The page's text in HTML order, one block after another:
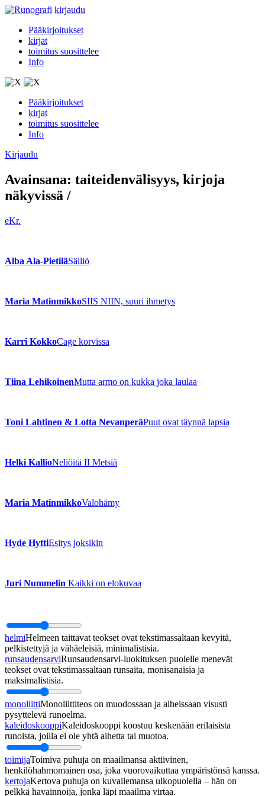
kirjaudu
Pääkirjoitukset
kirjat
toimitus suosittelee
Info
Pääkirjoitukset
kirjat
toimitus suosittelee
Info
Kirjaudu
Avainsana: taiteidenvälisyys, kirjoja
näkyvissä /
eKr.
Alba Ala-PietiläSäiliö
Maria MatinmikkoSIIS NIIN, suuri ihmetys
Karri KokkoCage korvissa
Tiina LehikoinenMutta armo on kukka joka laulaa
Toni Lahtinen & Lotta NevanperäPuut ovat täynnä lapsia
Helki KallioNeliöitä II Metsiä
Maria MatinmikkoValohämy
Hyde HyttiEsitys joksikin
Juri Nummelin Kaikki on elokuvaa
helmiHelmeen taittavat teokset ovat tekstimassaltaan kevyitä,
pelkistettyjä ja vähäeleisiä, minimalistisia.
runsaudensarviRunsaudensarvi-luokituksen puolelle menevät
teokset ovat tekstimassaltaan runsaita, monisanaisia ja
maksimalistisia.
monoliittiMonoliittiteos on muodossaan ja aiheissaan visusti
pysyttelevä runoelma.
kaleidoskooppiKaleidoskooppi koostuu keskenään erilaisista
runoista, joilla ei ole yhtä aihetta tai muotoa.
toimijaToimiva puhuja on maailmansa aktiivinen,
henkilöhahmomainen osa, joka vuorovaikuttaa ympäristönsä kanssa.
kertojaKertova puhuja on kuvailemansa ulkopuolella – hän on
pelkkä havainnoija, jonka läpi maailma virtaa.